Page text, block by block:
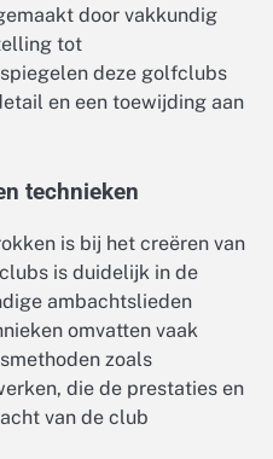
door vakkundig
tot
deze golfclubs
en een toewijding aan
technieken
is bij het creëren van
is duidelijk in de
ambachtslieden
omvatten vaak
zoals
die de prestaties en
van de club